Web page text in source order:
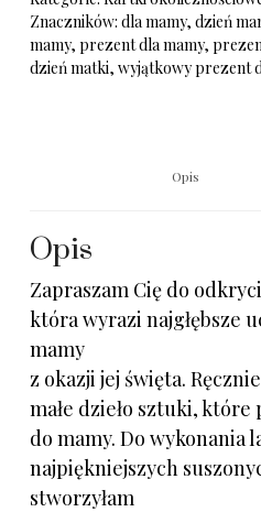
Znaczników:dla mamy,dzień
mamy,prezent dla mamy,
dzień matki,wyjątkowy prezent
Opis
Opis
Zapraszam Cię do
która wyrazi najgłębsze
mamy
z okazji jej święta.
małe dzieło sztuki, które
do mamy.Do wykonania
najpiękniejszych
stworzyłam